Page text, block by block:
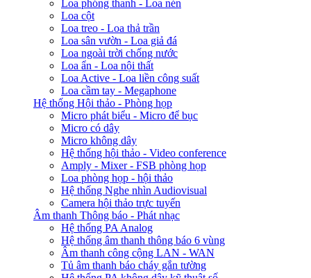
Loa phóng thanh - Loa nén
Loa cột
Loa treo - Loa thả trần
Loa sân vườn - Loa giả đá
Loa ngoài trời chống nước
Loa ẩn - Loa nội thất
Loa Active - Loa liền công suất
Loa cầm tay - Megaphone
Hệ thống Hội thảo - Phòng họp
Micro phát biểu - Micro để bục
Micro có dây
Micro không dây
Hệ thống hội thảo - Video conference
Amply - Mixer - FSB phòng họp
Loa phòng họp - hội thảo
Hệ thống Nghe nhìn Audiovisual
Camera hội thảo trực tuyến
Âm thanh Thông báo - Phát nhạc
Hệ thống PA Analog
Hệ thống âm thanh thông báo 6 vùng
Âm thanh công cộng LAN - WAN
Tủ âm thanh báo cháy gắn tường